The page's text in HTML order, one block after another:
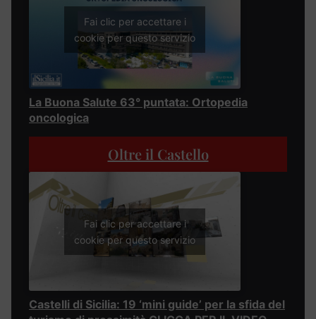
Fai clic per accettare i
cookie per questo servizio
La Buona Salute 63° puntata: Ortopedia
oncologica
Oltre il Castello
Fai clic per accettare i
cookie per questo servizio
Castelli di Sicilia: 19 ‘mini guide’ per la sfida del